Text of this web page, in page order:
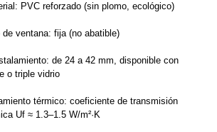
PVC reforzado (sin plomo, ecológico)
de ventana: fija (no abatible)
de 24 a 42 mm, disponible con
o triple vidrio
térmico: coeficiente de transmisión
Uf ≈ 1.3–1.5 W/m²·K